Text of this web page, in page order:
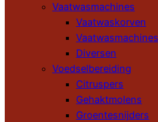
Vaatwasmachines
Vaatwaskorven
Vaatwasmachines
Diversen
Voedselbereiding
Citruspers
Gehaktmolens
Groentesnijders